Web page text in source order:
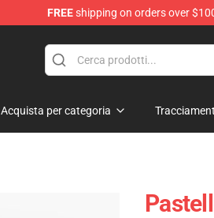
FREEshipping on orders over
Acquista per categoria